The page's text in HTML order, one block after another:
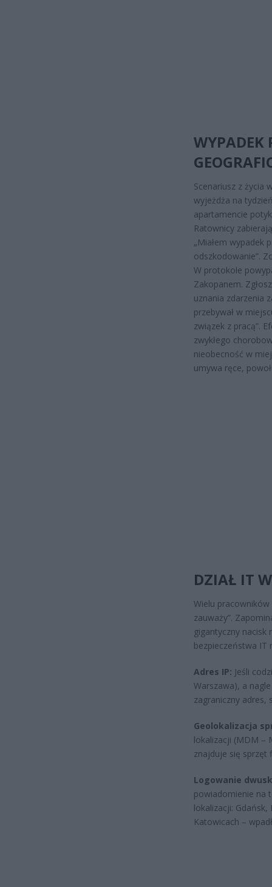
WYPADEK
Scenariusz z życia
wyjeżdża na
apartamencie
Ratownicy
„Miałem wypadek
odszkodowanie”.
W protokole
Zakopanem.
uznania zdarzenia
przebywał w
związek z pracą”.
zwykłego
nieobecność w
umywa ręce,
DZIAŁ IT
Wielu
zauważy”.
gigantyczny nacisk
bezpieczeństwa
Adres IP: Jeśli
Warszawa), a
zagraniczny adres,
Geolokalizacja
lokalizacji (MDM –
znajduje się sprzęt
Logowanie
powiadomienie na
lokalizacji: Gdańsk,
Katowicach –